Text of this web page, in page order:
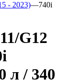
- 2023)—740i
G12
л / 340